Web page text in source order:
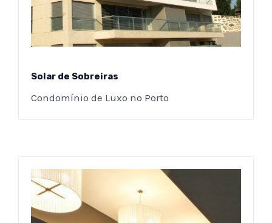
Solar de Sobreiras
Condomínio de Luxo no Porto